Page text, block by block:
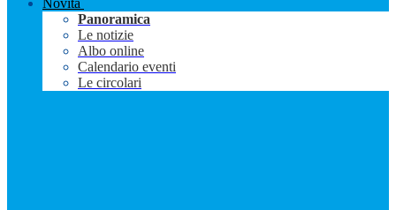
Novità
Panoramica
Le notizie
Albo online
Calendario eventi
Le circolari